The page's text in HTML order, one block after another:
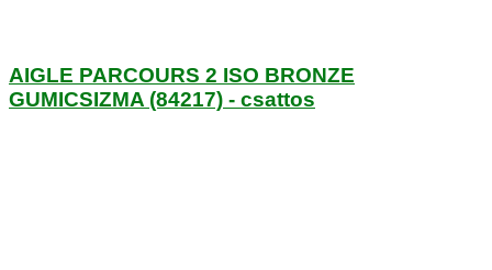
AIGLE PARCOURS 2 ISO BRONZE
GUMICSIZMA (84217) - csattos